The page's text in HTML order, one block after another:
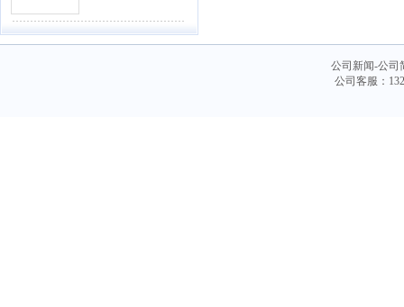
公司新闻-公司
公司客服：